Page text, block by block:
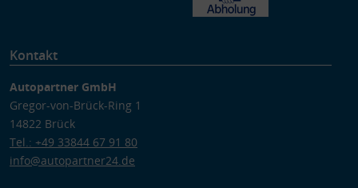
Kontakt
Autopartner GmbH
Gregor-von-Brück-Ring 1
14822 Brück
Tel.: +49 33844 67 91 80
info@autopartner24.de